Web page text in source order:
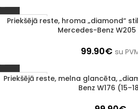
1–3 d. d.
Priekšējā reste, hroma „diamond“
Mercedes-Benz W205
99.90€ su
1–3 d. d.
Priekšējā reste, melna glancēta,
Benz W176